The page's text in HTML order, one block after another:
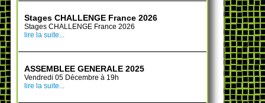
Stages CHALLENGE France 2026
Stages CHALLENGE France 2026
lire la suite...
ASSEMBLEE GENERALE 2025
Vendredi 05 Décembre à 19h
lire la suite...